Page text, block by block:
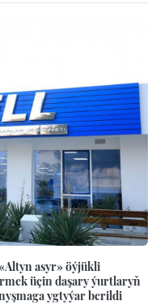
asyr» öýjükli
üçin daşary ýurtlaryň
ygtyýar berildi